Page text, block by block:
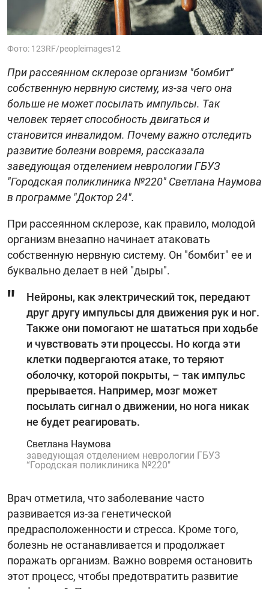
Фото: 123RF/peopleimages12
При рассеянном склерозе организм "бомбит"
собственную нервную систему, из-за чего она
больше не может посылать импульсы. Так
человек теряет способность двигаться и
становится инвалидом. Почему важно отследить
развитие болезни вовремя, рассказала
заведующая отделением неврологии ГБУЗ
"Городская поликлиника №220" Светлана Наумова
в программе "Доктор 24".
При рассеянном склерозе, как правило, молодой
организм внезапно начинает атаковать
собственную нервную систему. Он "бомбит" ее и
буквально делает в ней "дыры".
Нейроны, как электрический ток, передают
друг другу импульсы для движения рук и ног.
Также они помогают не шататься при ходьбе
и чувствовать эти процессы. Но когда эти
клетки подвергаются атаке, то теряют
оболочку, которой покрыты, – так импульс
прерывается. Например, мозг может
посылать сигнал о движении, но нога никак
не будет реагировать.
Светлана Наумова
заведующая отделением неврологии ГБУЗ
“Городская поликлиника №220"
Врач отметила, что заболевание часто
развивается из-за генетической
предрасположенности и стресса. Кроме того,
болезнь не останавливается и продолжает
поражать организм. Важно вовремя остановить
этот процесс, чтобы предотвратить развитие